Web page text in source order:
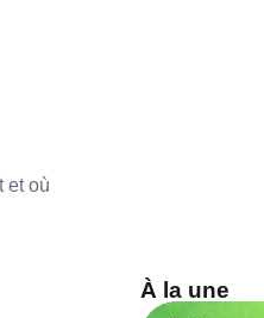
et où
À la une